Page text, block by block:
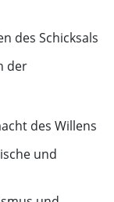
des Schicksals
der
des Willens
und